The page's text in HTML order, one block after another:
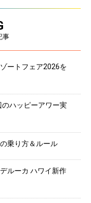
事
ートフェア2026を
のハッピーアワー実
乗り方＆ルール
ルーカ ハワイ新作